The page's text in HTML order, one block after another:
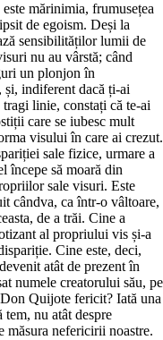
mărinimia, frumusețea
de egoism. Deși la
sensibilităților lumii de
nu au vârstă; când
un plonjon în
și, indiferent dacă ți-ai
linie, constați că te-ai
care se iubesc mult
visului în care ai crezut.
sale fizice, urmare a
începe să moară din
sale visuri. Este
cândva, ca într-o vâltoare,
de a trăi. Cine a
al propriului vis și-a
Cine este, deci,
atât de prezent în
numele creatorului său, pe
Quijote fericit? Iată una
nu atât despre
măsura nefericirii noastre.